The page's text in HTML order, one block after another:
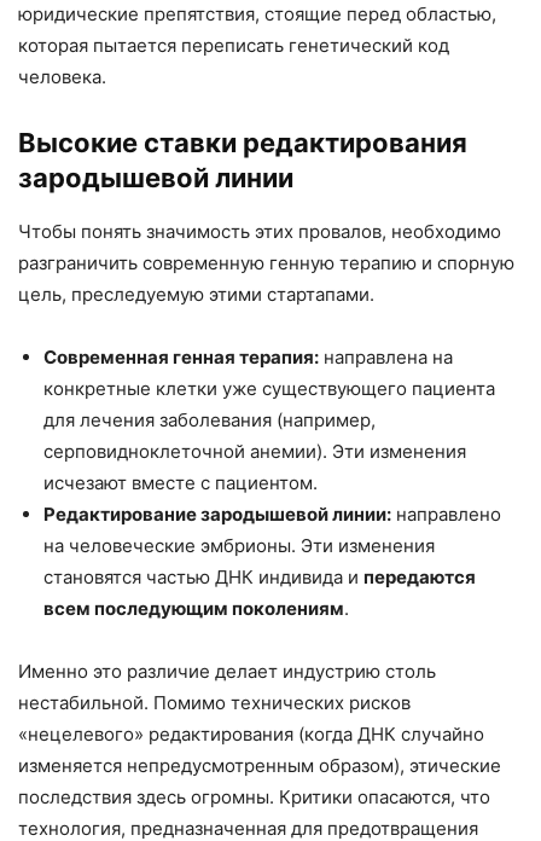
юридические препятствия, стоящие перед областью,
которая пытается переписать генетический код
человека.
Высокие ставки редактирования
зародышевой линии
Чтобы понять значимость этих провалов, необходимо
разграничить современную генную терапию и спорную
цель, преследуемую этими стартапами.
Современная генная терапия: направлена на
конкретные клетки уже существующего пациента
для лечения заболевания (например,
серповидноклеточной анемии). Эти изменения
исчезают вместе с пациентом.
Редактирование зародышевой линии: направлено
на человеческие эмбрионы. Эти изменения
становятся частью ДНК индивида и передаются
всем последующим поколениям.
Именно это различие делает индустрию столь
нестабильной. Помимо технических рисков
«нецелевого» редактирования (когда ДНК случайно
изменяется непредусмотренным образом), этические
последствия здесь огромны. Критики опасаются, что
технология, предназначенная для предотвращения